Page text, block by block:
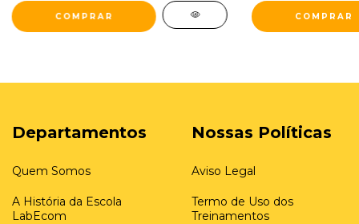
COMPRAR COMPRAR
Departamentos
Quem Somos
A História da Escola
LabEcom
Nossas Políticas
Aviso Legal
Termo de Uso dos
Treinamentos